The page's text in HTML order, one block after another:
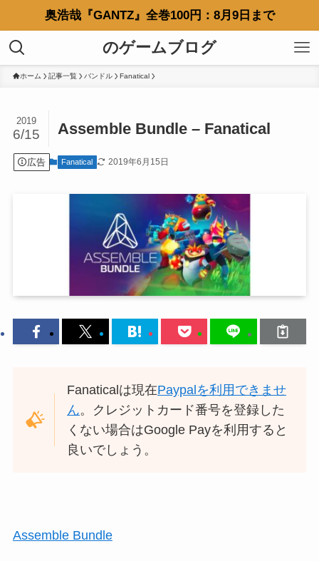
奥浩哉『GANTZ』全巻100円：8月9日まで
のゲームブログ
ホーム 記事一覧 バンドル Fanatical
Assemble Bundle – Fanatical
2019
6/15
広告 Fanatical 2019年6月15日
Fanaticalは現在Paypalを利用できませ
ん。クレジットカード番号を登録した
くない場合はGoogle Payを利用すると
良いでしょう。
Assemble Bundle